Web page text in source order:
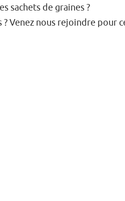
sachets de graines ?
? Venez nous rejoindre pour